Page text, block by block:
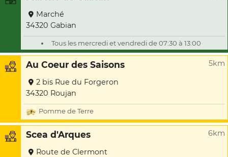
Marché
34320 Gabian
Tous les mercredi et vendredi de 07:30 à 13:00
Au Coeur des Saisons 5km
2 bis Rue du Forgeron
34320 Roujan
Pomme de Terre
Scea d'Arques 6km
Route de Clermont